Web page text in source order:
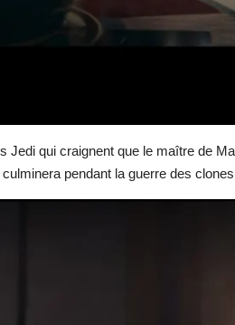
qui craignent que le maître de
pendant la guerre des